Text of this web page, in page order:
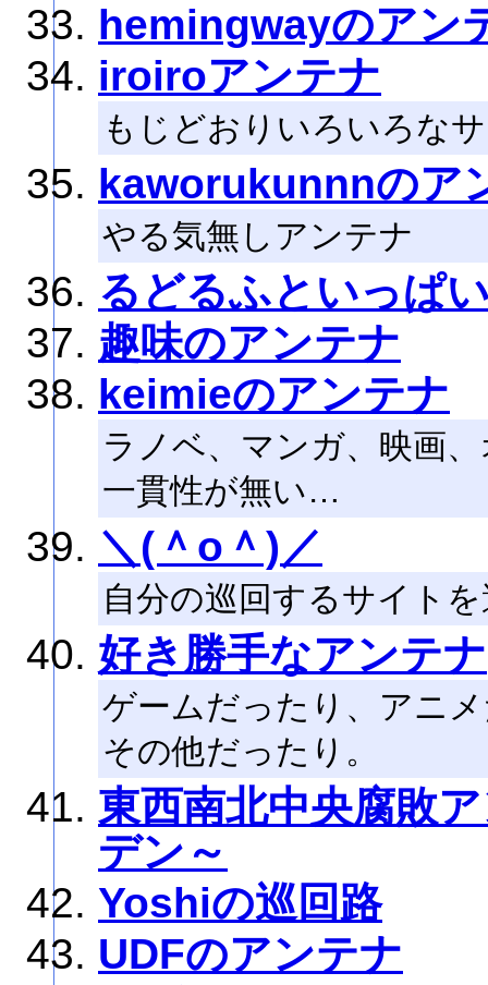
hemingwayのアン
iroiroアンテナ
もじどおりいろいろな
kaworukunnnのア
やる気無しアンテナ
るどるふといっぱ
趣味のアンテナ
keimieのアンテナ
ラノベ、マンガ、映画
一貫性が無い…
＼(＾o＾)／
自分の巡回するサイト
好き勝手なアンテナ
ゲームだったり、アニ
その他だったり。
東西南北中央腐敗
デン～
Yoshiの巡回路
UDFのアンテナ